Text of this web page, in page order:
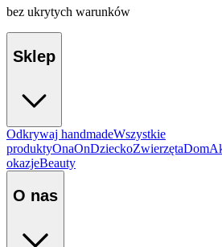
bez ukrytych warunków
Sklep
Odkrywaj handmadeWszystkie
produktyOnaOnDzieckoZwierzętaDom
okazjeBeauty
O nas